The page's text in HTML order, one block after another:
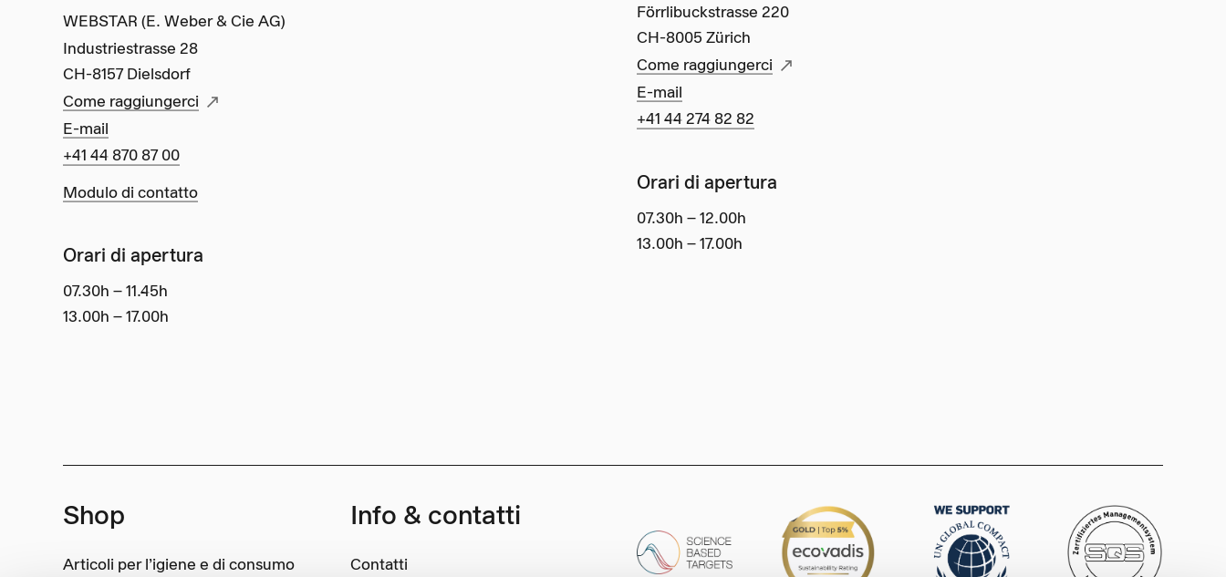
WEBSTAR (E. Weber & Cie AG)
Industriestrasse 28
CH-8157 Dielsdorf
Come raggiungerci
E-mail
+41 44 870 87 00
Modulo di contatto
Orari di apertura
07.30h – 11.45h
13.00h – 17.00h
Förrlibuckstrasse 220
CH-8005 Zürich
Come raggiungerci
E-mail
+41 44 274 82 82
Orari di apertura
07.30h – 12.00h
13.00h – 17.00h
Shop
Articoli per l’igiene e di consumo
Info & contatti
Contatti